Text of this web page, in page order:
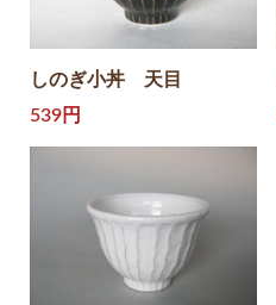
しのぎ小丼 天目
539円